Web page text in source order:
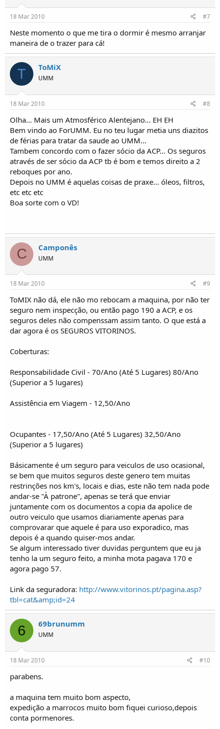
18 Mar 2010 #7
Neste momento o que me tira o dormir é mesmo arranjar
maneira de o trazer para cá!
T ToMiX
UMM
18 Mar 2010 #8
Olha... Mais um Atmosférico Alentejano... EH EH
Bem vindo ao ForUMM. Eu no teu lugar metia uns diazitos
de férias para tratar da saude ao UMM...
Tambem concordo com o fazer sócio da ACP... Os seguros
através de ser sócio da ACP tb é bom e temos direito a 2
reboques por ano.
Depois no UMM é aquelas coisas de praxe... óleos, filtros,
etc etc etc
Boa sorte com o VD!
C Camponês
UMM
18 Mar 2010 #9
ToMIX não dá, ele não mo rebocam a maquina, por não ter
seguro nem inspecção, ou então pago 190 a ACP, e os
seguros deles não compenssam assim tanto. O que está a
dar agora é os SEGUROS VITORINOS.
Coberturas:
Responsabilidade Civil - 70/Ano (Até 5 Lugares) 80/Ano
(Superior a 5 lugares)
Assistência em Viagem - 12,50/Ano
Ocupantes - 17,50/Ano (Até 5 Lugares) 32,50/Ano
(Superior a 5 lugares)
Básicamente é um seguro para veiculos de uso ocasional,
se bem que muitos seguros deste genero tem muitas
restrinções nos km's, locais e dias, este não tem nada pode
andar-se "À patrone", apenas se terá que enviar
juntamente com os documentos a copia da apolice de
outro veiculo que usamos diariamente apenas para
comprovarar que aquele é para uso exporadico, mas
depois é a quando quiser-mos andar.
Se algum interessado tiver duvidas perguntem que eu ja
tenho la um seguro feito, a minha mota pagava 170 e
agora pago 57.
Link da seguradora: http://www.vitorinos.pt/pagina.asp?
tbl=cat&amp;id=24
6 69brunumm
UMM
18 Mar 2010 #10
parabens.
a maquina tem muito bom aspecto,
expedição a marrocos muito bom fiquei curioso,depois
conta pormenores.